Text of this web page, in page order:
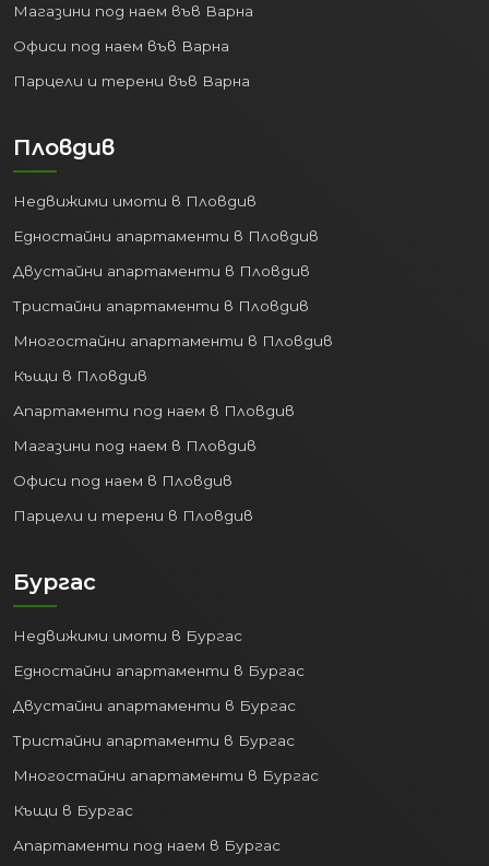
Магазини под наем във Варна
Офиси под наем във Варна
Парцели и терени във Варна
Пловдив
Недвижими имоти в Пловдив
Едностайни апартаменти в Пловдив
Двустайни апартаменти в Пловдив
Тристайни апартаменти в Пловдив
Многостайни апартаменти в Пловдив
Къщи в Пловдив
Апартаменти под наем в Пловдив
Магазини под наем в Пловдив
Офиси под наем в Пловдив
Парцели и терени в Пловдив
Бургас
Недвижими имоти в Бургас
Едностайни апартаменти в Бургас
Двустайни апартаменти в Бургас
Тристайни апартаменти в Бургас
Многостайни апартаменти в Бургас
Къщи в Бургас
Апартаменти под наем в Бургас